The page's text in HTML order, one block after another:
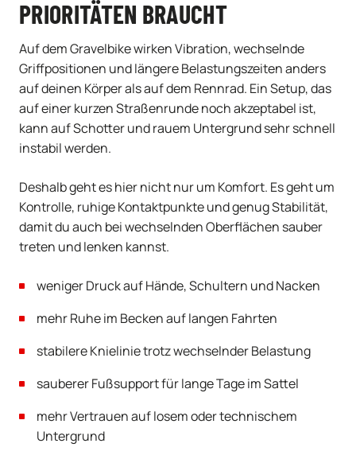
PRIORITÄTEN BRAUCHT
Auf dem Gravelbike wirken Vibration, wechselnde
Griffpositionen und längere Belastungszeiten anders
auf deinen Körper als auf dem Rennrad. Ein Setup, das
auf einer kurzen Straßenrunde noch akzeptabel ist,
kann auf Schotter und rauem Untergrund sehr schnell
instabil werden.
Deshalb geht es hier nicht nur um Komfort. Es geht um
Kontrolle, ruhige Kontaktpunkte und genug Stabilität,
damit du auch bei wechselnden Oberflächen sauber
treten und lenken kannst.
weniger Druck auf Hände, Schultern und Nacken
mehr Ruhe im Becken auf langen Fahrten
stabilere Knielinie trotz wechselnder Belastung
sauberer Fußsupport für lange Tage im Sattel
mehr Vertrauen auf losem oder technischem
Untergrund